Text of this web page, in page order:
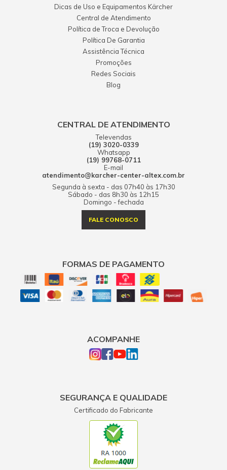
ela puxa a agua de tambor ou tem q tar com agua corrente
09 dezembro 2015 - 10:40
JOSE CARLOS OLIVEIRA
Gostei muito, pela qualidade do equipamento, sua praticidade e
seu desempenho acima do esperado.
de uso passou a vazar óleo embaixo, tendo de ir para
09 dezembro 2015 - 10:40
Katia Regina Mauri Ribeiro
Muito bom....fiquei impressionada com a entrega super rapida.
Recomendo a todos!
Leonardo Bittar de Mendonça
Manuel Lopez Paz
a lavadora. e bastante eficiente . tem muita pressão e
silenciosa gostei bastante foi entregue dentro do prazo, gostei
23 abril 2017 - 08:22
descanso deste equipamento. Minha necessidade e de uma
hora de uso ininterruptamente. por 20 de descanso qual a
exelente custo beneficio tenho uma k 330 desde 1996 esta
Dicas de Uso e Equipamentos Kärcher
Central de Atendimento
Política de Troca e Devolução
Política De Garantia
Assistência Técnica
Promoções
Redes Sociais
Blog
CENTRAL DE ATENDIMENTO
Televendas
(19) 3020-0339
Whatsapp
(19) 99768-0711
E-mail
atendimento@karcher-center-altex.com.br
Segunda à sexta - das 07h40 às 17h30
Sábado - das 8h30 às 12h15
Domingo - fechada
FALE CONOSCO
FORMAS DE PAGAMENTO
ACOMPANHE
SEGURANÇA E QUALIDADE
Certificado do Fabricante